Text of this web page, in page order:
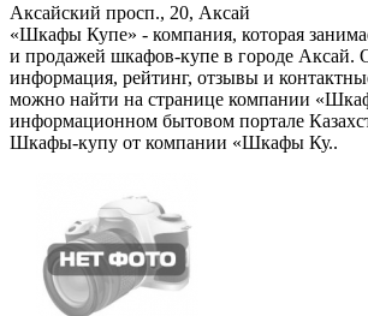
Аксайский просп., 20, Аксай
«Шкафы Купе» - компания, которая
и продажей шкафов-купе в городе Аксай.
информация, рейтинг, отзывы и
можно найти на странице компании
информационном бытовом портале
Шкафы-купу от компании «Шкафы Ку..